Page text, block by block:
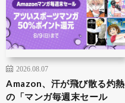
2026.08.07
Amazon、汗が飛び散る灼熱
の「マンガ毎週末セール